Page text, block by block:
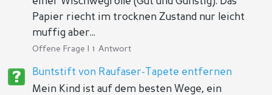
Papier riecht im trocknen Zustand nur leicht
muffig aber...
Offene Frage | 1 Antwort
Buntstift von Raufaser-Tapete entfernen
Mein Kind ist auf dem besten Wege, ein